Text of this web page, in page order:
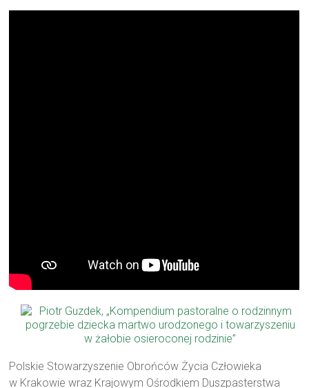
Polskie Stowarzyszenie Obrońców Życia Człowieka
w Krakowie wraz Krajowym Ośrodkiem Duszpasterstwa